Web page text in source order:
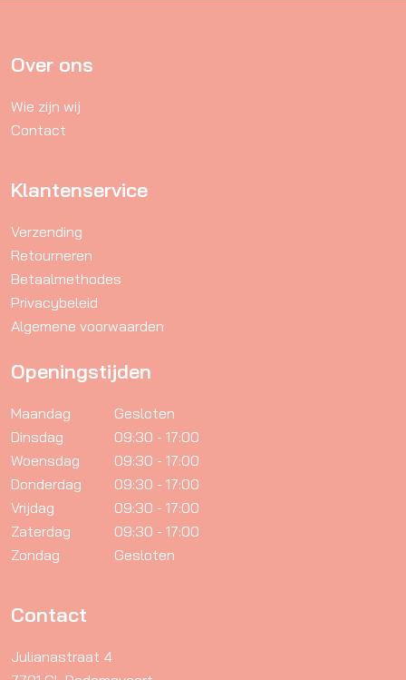
Over ons
Wie zijn wij
Contact
Klantenservice
Verzending
Retourneren
Betaalmethodes
Privacybeleid
Algemene voorwaarden
Openingstijden
Maandag
Gesloten
Dinsdag
09:30 - 17:00
Woensdag
09:30 - 17:00
Donderdag
09:30 - 17:00
Vrijdag
09:30 - 17:00
Zaterdag
09:30 - 17:00
Zondag
Gesloten
Contact
Julianastraat 4